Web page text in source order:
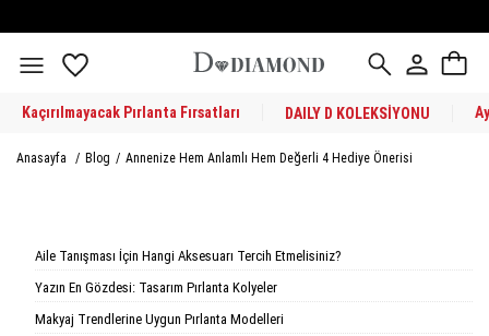
Kaçırılmayacak Pırlanta Fırsatları DAILY D KOLEKSİYONU
Anasayfa / Blog / Annenize Hem Anlamlı Hem Değerli 4 Hediye Önerisi
Aile Tanışması İçin Hangi Aksesuarı Tercih Etmelisiniz?
Yazın En Gözdesi: Tasarım Pırlanta Kolyeler
Makyaj Trendlerine Uygun Pırlanta Modelleri